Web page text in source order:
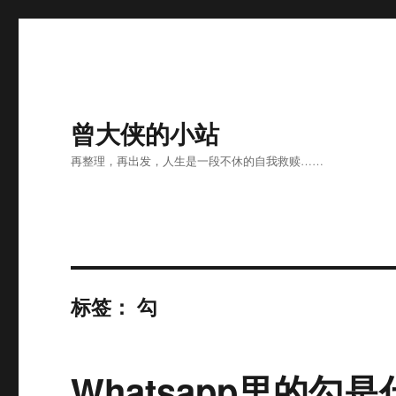
曾大侠的小站
再整理，再出发，人生是一段不休的自我救赎……
标签：勾